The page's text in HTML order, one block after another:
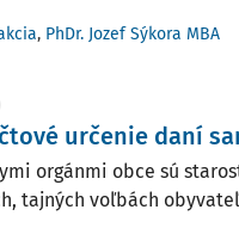
, PhDr. Jozef Sýkora MBA
určenie daní
orgánmi obce sú
tajných voľbách